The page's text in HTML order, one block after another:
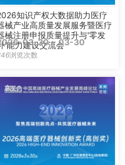
知识产权大数据助力医疗
械产业高质量发展服务暨医疗
械注册申报质量提升与'零发
'能力建设交流会
03-30 ~ 03-30
浏览次数